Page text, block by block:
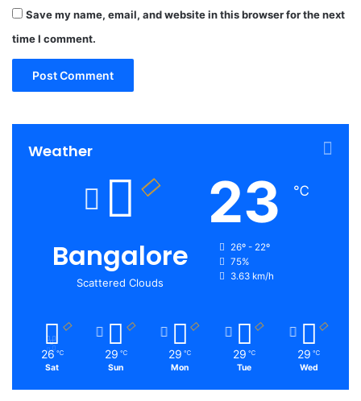
Save my name, email, and website in this browser for the next
time I comment.
Weather
Bangalore
Scattered Clouds
23 ℃
26º - 22º
75%
3.63 km/h
26 ℃
Sat
29 ℃
Sun
29 ℃
Mon
29 ℃
Tue
29 ℃
Wed